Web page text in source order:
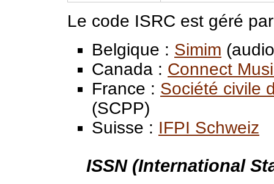
Le code ISRC est géré
Belgique : Simim
Canada : Connect
France : Société civile
(SCPP)
Suisse : IFPI Schweiz
ISSN (International